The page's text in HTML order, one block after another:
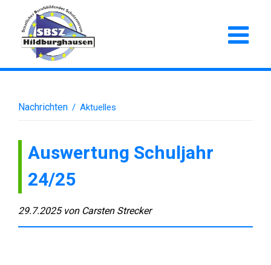
Nachrichten / Aktuelles
Auswertung Schuljahr
24/25
29.7.2025 von Carsten Strecker